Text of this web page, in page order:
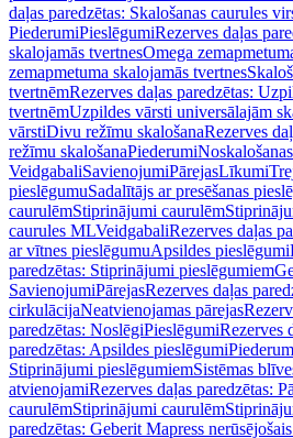
daļas paredzētas: Skalošanas caurules
PiederumiPieslēgumiRezerves daļas
skalojamās tvertnesOmega
zemapmetuma skalojamās tvertnes
tvertnēmRezerves daļas paredzētas:
tvertnēmUzpildes vārsti universālajām
vārstiDivu režīmu skalošanaRezerves
režīmu skalošanaPiederumi
VeidgabaliSavienojumiPārejasLīkumi
pieslēgumuSadalītājs ar presēšanas
caurulēmStiprinājumi caurulēm
caurules MLVeidgabaliRezerves daļas
ar vītnes pieslēgumuApsildes pieslēgumi
paredzētas: Stiprinājumi pieslēgumiem
SavienojumiPārejasRezerves daļas
cirkulācijaNeatvienojamas pārejas
paredzētas: NoslēgiPieslēgumiRezerves
paredzētas: Apsildes pieslēgumi
Stiprinājumi pieslēgumiemSistēmas
atvienojamiRezerves daļas paredzētas:
caurulēmStiprinājumi caurulēm
paredzētas: Geberit Mapress